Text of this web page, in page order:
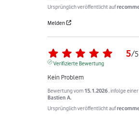
Ursprünglich veröffentlicht auf
Melden
5/5
Verifizierte Bewertung
Kein Problem
Bewertung vom 15.1.2026 , infolge
Bastien A.
Ursprünglich veröffentlicht auf